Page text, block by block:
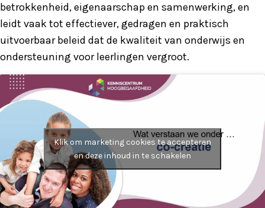
betrokkenheid, eigenaarschap en samenwerking, en
leidt vaak tot effectiever, gedragen en praktisch
uitvoerbaar beleid dat de kwaliteit van onderwijs en
ondersteuning voor leerlingen vergroot.
Klik om marketing cookies te accepteren
en deze inhoud in te schakelen